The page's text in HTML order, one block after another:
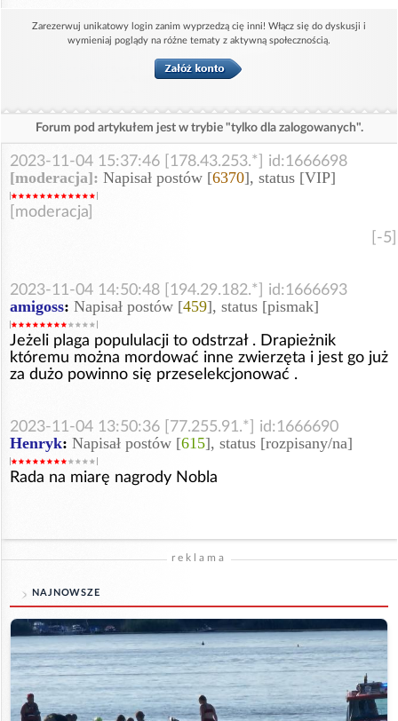
Zarezerwuj unikatowy login zanim wyprzedzą cię inni! Włącz się do dyskusji i
wymieniaj poglądy na różne tematy z aktywną społecznością.
Forum pod artykułem jest w trybie "tylko dla zalogowanych".
2023-11-04 15:37:46 [178.43.253.*] id:1666698
[moderacja]: Napisał postów [6370], status [VIP]
[moderacja]
[-5]
2023-11-04 14:50:48 [194.29.182.*] id:1666693
amigoss: Napisał postów [459], status [pismak]
Jeżeli plaga popululacji to odstrzał . Drapieżnik
któremu można mordować inne zwierzęta i jest go już
za dużo powinno się przeselekcjonować .
2023-11-04 13:50:36 [77.255.91.*] id:1666690
Henryk: Napisał postów [615], status [rozpisany/na]
Rada na miarę nagrody Nobla
reklama
NAJNOWSZE